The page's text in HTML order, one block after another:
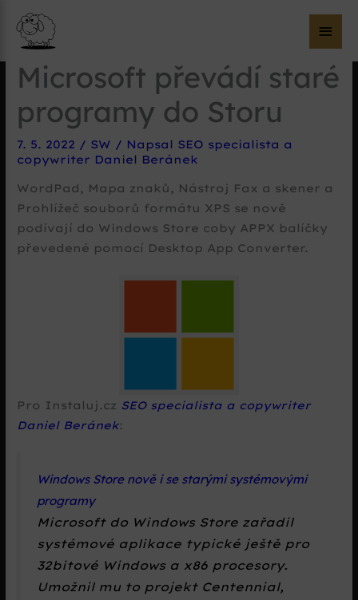
Microsoft převádí staré
programy do Storu
7. 5. 2022 / SW / Napsal SEO specialista a
copywriter Daniel Beránek
WordPad, Mapa znaků, Nástroj Fax a skener a
Prohlížeč souborů formátu XPS se nově
podívají do Windows Store coby APPX balíčky
převedené pomocí Desktop App Converter.
Pro Instaluj.cz SEO specialista a copywriter
Daniel Beránek:
Windows Store nově i se starými systémovými
programy
Microsoft do Windows Store zařadil
systémové aplikace typické ještě pro
32bitové Windows a x86 procesory.
Umožnil mu to projekt Centennial,